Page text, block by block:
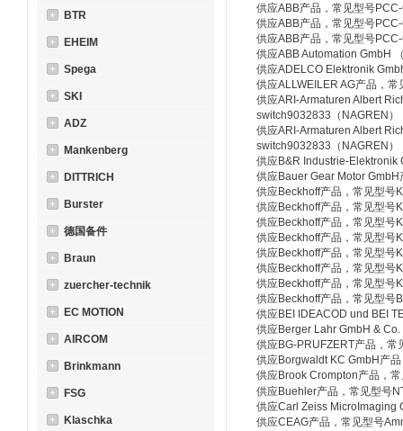
BTR
EHEIM
Spega
SKI
ADZ
Mankenberg
DITTRICH
Burster
德国备件
Braun
zuercher-technik
EC MOTION
AIRCOM
Brinkmann
FSG
Klaschka
供应ABB产品，常见型号
供应ABB产品，常见型号
供应ABB产品，常见型号
供应ABB Automation GmbH
供应ADELCO Elektronik
供应ALLWEILER AG产品，
供应ARI-Armaturen Albert
switch9032833（NAGREN）
供应ARI-Armaturen Albert
switch9032833（NAGREN）
供应B&R Industrie-Elektronik
供应Bauer Gear Motor
供应Beckhoff产品，常见型号
供应Beckhoff产品，常见型号
供应Beckhoff产品，常见型号
供应Beckhoff产品，常见型号
供应Beckhoff产品，常见型号
供应Beckhoff产品，常见型号
供应Beckhoff产品，常见型号
供应Beckhoff产品，常见型号
供应BEI IDEACOD und BEI
供应Berger Lahr GmbH &
供应BG-PRUFZERT产品，
供应Borgwaldt KC GmbH产
供应Brook Crompton产品，
供应Buehler产品，常见型号
供应Carl Zeiss MicroImaging
供应CEAG产品，常见型号